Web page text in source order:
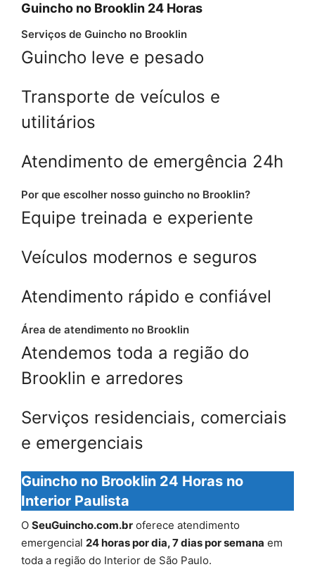
Guincho no Brooklin 24 Horas
Serviços de Guincho no Brooklin
Guincho leve e pesado
Transporte de veículos e
utilitários
Atendimento de emergência 24h
Por que escolher nosso guincho no Brooklin?
Equipe treinada e experiente
Veículos modernos e seguros
Atendimento rápido e confiável
Área de atendimento no Brooklin
Atendemos toda a região do
Brooklin e arredores
Serviços residenciais, comerciais
e emergenciais
Guincho no Brooklin 24 Horas no
Interior Paulista
O SeuGuincho.com.br oferece atendimento
emergencial 24 horas por dia, 7 dias por semana em
toda a região do Interior de São Paulo.